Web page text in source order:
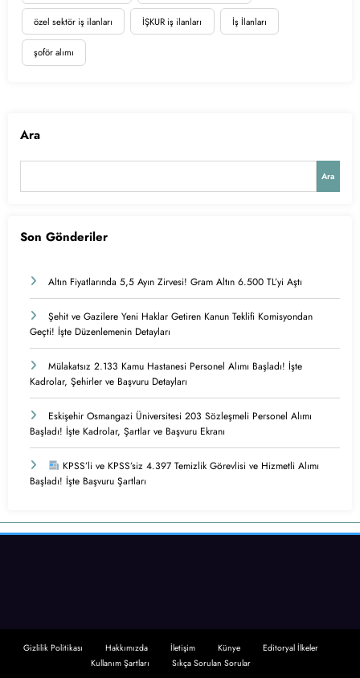
özel sektör iş ilanları İŞKUR iş ilanları İş İlanları
şoför alımı
Ara
Ara
Son Gönderiler
Altın Fiyatlarında 5,5 Ayın Zirvesi! Gram Altın 6.500 TL’yi Aştı
Şehit ve Gazilere Yeni Haklar Getiren Kanun Teklifi Komisyondan
Geçti! İşte Düzenlemenin Detayları
Mülakatsız 2.133 Kamu Hastanesi Personel Alımı Başladı! İşte
Kadrolar, Şehirler ve Başvuru Detayları
Eskişehir Osmangazi Üniversitesi 203 Sözleşmeli Personel Alımı
Başladı! İşte Kadrolar, Şartlar ve Başvuru Ekranı
KPSS’li ve KPSS’siz 4.397 Temizlik Görevlisi ve Hizmetli Alımı
Başladı! İşte Başvuru Şartları
Gizlilik Politikası Hakkımızda İletişim Künye
Editoryal İlkeler
Kullanım Şartları
Sıkça Sorulan Sorular